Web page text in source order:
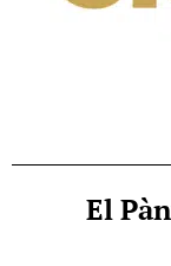
El